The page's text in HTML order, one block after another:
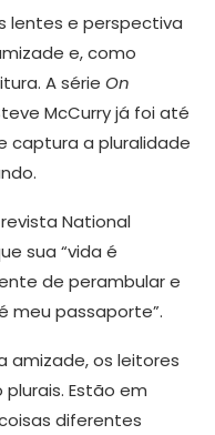
lentes e perspectiva
e, como
A série On
McCurry já foi até
captura a pluralidade
National
sua “vida é
de perambular e
meu passaporte”.
amizade, os leitores
Estão em
diferentes